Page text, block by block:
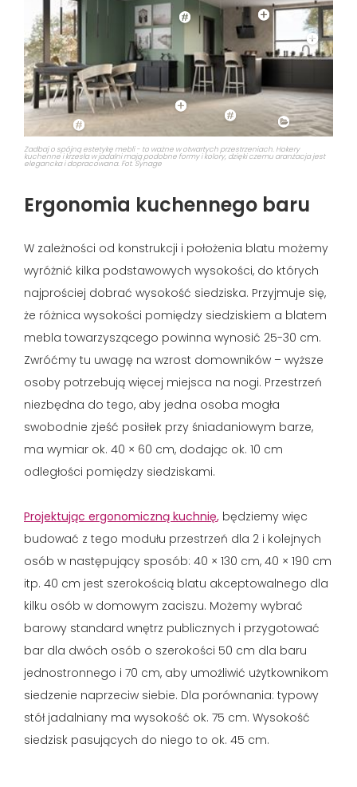
Zadbaj o spójną estetykę mebli - to ważne w otwartych przestrzeniach. Hokery
kuchenne i krzesła w jadalni mają podobne formy i kolory, dzięki czemu aranżacja jest
elegancka i dopracowana. Fot. Synage
Ergonomia kuchennego baru
W zależności od konstrukcji i położenia blatu możemy
wyróżnić kilka podstawowych wysokości, do których
najprościej dobrać wysokość siedziska. Przyjmuje się,
że różnica wysokości pomiędzy siedziskiem a blatem
mebla towarzyszącego powinna wynosić 25-30 cm.
Zwróćmy tu uwagę na wzrost domowników – wyższe
osoby potrzebują więcej miejsca na nogi. Przestrzeń
niezbędna do tego, aby jedna osoba mogła
swobodnie zjeść posiłek przy śniadaniowym barze,
ma wymiar ok. 40 × 60 cm, dodając ok. 10 cm
odległości pomiędzy siedziskami.
Projektując ergonomiczną kuchnię, będziemy więc
budować z tego modułu przestrzeń dla 2 i kolejnych
osób w następujący sposób: 40 × 130 cm, 40 × 190 cm
itp. 40 cm jest szerokością blatu akceptowalnego dla
kilku osób w domowym zaciszu. Możemy wybrać
barowy standard wnętrz publicznych i przygotować
bar dla dwóch osób o szerokości 50 cm dla baru
jednostronnego i 70 cm, aby umożliwić użytkownikom
siedzenie naprzeciw siebie. Dla porównania: typowy
stół jadalniany ma wysokość ok. 75 cm. Wysokość
siedzisk pasujących do niego to ok. 45 cm.